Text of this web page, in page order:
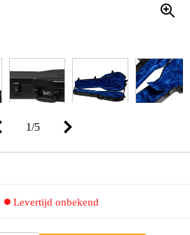
1/5
Levertijd onbekend